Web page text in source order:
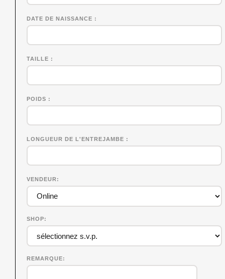
DATE DE NAISSANCE
TAILLE
POIDS
LONGUEUR DE L'ENTREJAMBE
VENDEUR
SHOP
REMARQUE